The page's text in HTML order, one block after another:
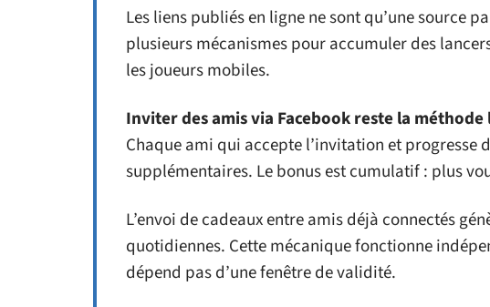
Les liens publiés en ligne ne sont qu’une source
plusieurs mécanismes pour accumuler des
les joueurs mobiles.
Inviter des amis via Facebook reste la
Chaque ami qui accepte l’invitation et progresse
supplémentaires. Le bonus est cumulatif : plus
L’envoi de cadeaux entre amis déjà connectés
quotidiennes. Cette mécanique fonctionne
dépend pas d’une fenêtre de validité.